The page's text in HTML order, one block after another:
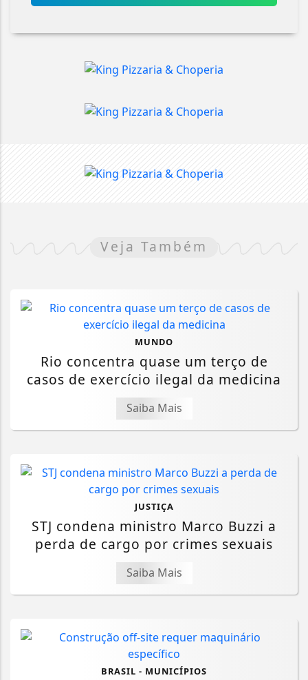
Veja Também
MUNDO
Rio concentra quase um terço de
casos de exercício ilegal da medicina
Saiba Mais
JUSTIÇA
STJ condena ministro Marco Buzzi a
perda de cargo por crimes sexuais
Saiba Mais
BRASIL - MUNICÍPIOS